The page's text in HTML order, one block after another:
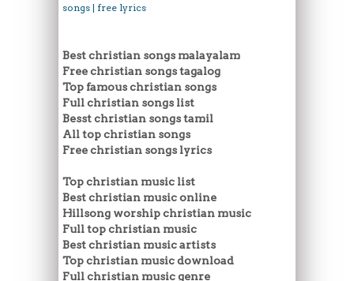
songs | free lyrics
Best christian songs malayalam
Free christian songs tagalog
Top famous christian songs
Full christian songs list
Besst christian songs tamil
All top christian songs
Free christian songs lyrics
Top christian music list
Best christian music online
Hillsong worship christian music
Full top christian music
Best christian music artists
Top christian music download
Full christian music genre